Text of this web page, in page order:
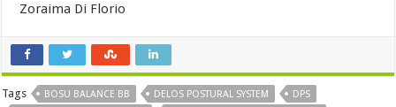
Zoraima Di Florio
Tags BOSU BALANCE BB DELOS POSTURAL SYSTEM
DPS